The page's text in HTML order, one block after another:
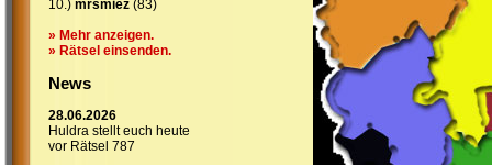
10.) mrsmiez (83)
» Mehr anzeigen.
» Rätsel einsenden.
News
28.06.2026
Huldra stellt euch heute
vor Rätsel 787